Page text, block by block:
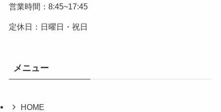
営業時間：8:45~17:45
定休日：日曜日・祝日
メニュー
HOME